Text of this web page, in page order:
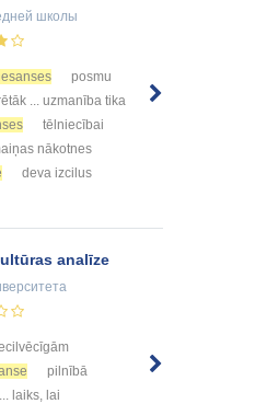
школы
posmu
... uzmanība tika
tēlniecībai
nākotnes
deva izcilus
analīze
pilnībā
laiks, lai